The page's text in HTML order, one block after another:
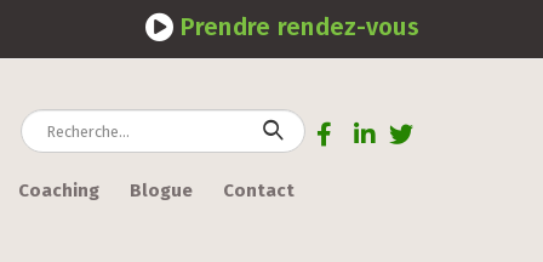
Prendre rendez-vous
Coaching Blogue Contact